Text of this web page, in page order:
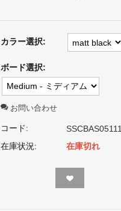
カラー選択:
ボード選択:
お問い合わせ
コード:
SSCBAS05111
在庫状況:
在庫切れ